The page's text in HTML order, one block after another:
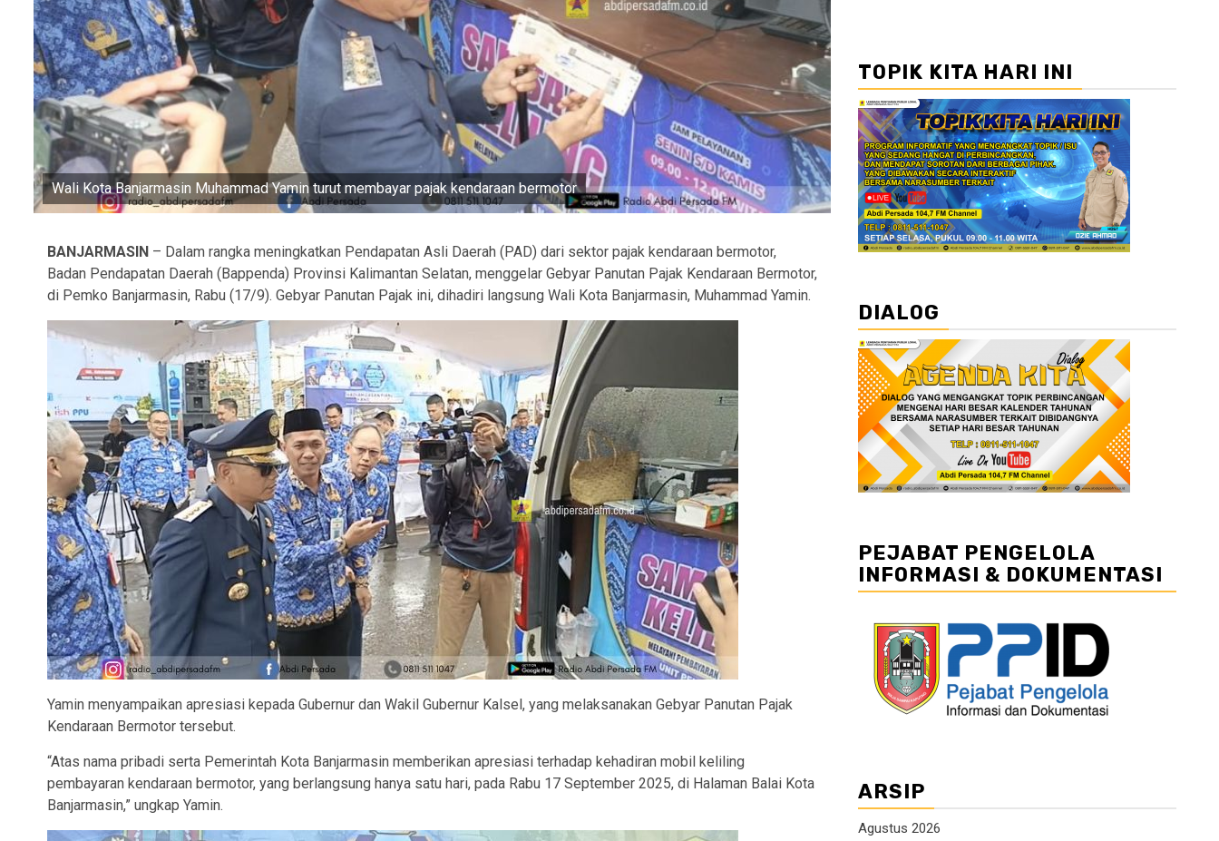
Wali Kota Banjarmasin Muhammad Yamin turut membayar pajak kendaraan bermotor
BANJARMASIN – Dalam rangka meningkatkan Pendapatan Asli Daerah (PAD) dari sektor pajak kendaraan bermotor,
Badan Pendapatan Daerah (Bappenda) Provinsi Kalimantan Selatan, menggelar Gebyar Panutan Pajak Kendaraan Bermotor,
di Pemko Banjarmasin, Rabu (17/9). Gebyar Panutan Pajak ini, dihadiri langsung Wali Kota Banjarmasin, Muhammad Yamin.
Yamin menyampaikan apresiasi kepada Gubernur dan Wakil Gubernur Kalsel, yang melaksanakan Gebyar Panutan Pajak
Kendaraan Bermotor tersebut.
“Atas nama pribadi serta Pemerintah Kota Banjarmasin memberikan apresiasi terhadap kehadiran mobil keliling
pembayaran kendaraan bermotor, yang berlangsung hanya satu hari, pada Rabu 17 September 2025, di Halaman Balai Kota
Banjarmasin,” ungkap Yamin.
TOPIK KITA HARI INI
DIALOG
PEJABAT PENGELOLA
INFORMASI & DOKUMENTASI
ARSIP
Agustus 2026